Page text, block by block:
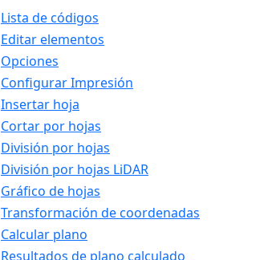
Lista de códigos
Editar elementos
Opciones
Configurar Impresión
Insertar hoja
Cortar por hojas
División por hojas
División por hojas LiDAR
Gráfico de hojas
Transformación de coordenadas
Calcular plano
Resultados de plano calculado